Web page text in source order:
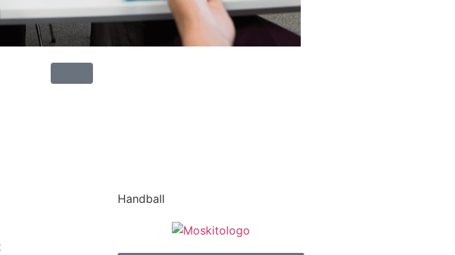
Handball